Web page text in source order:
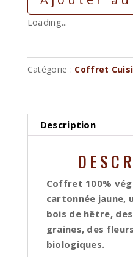
Loading...
Catégorie : Coffret
Description
Coffret 100%
cartonnée jaune,
bois de hêtre,
graines, des
biologiques.